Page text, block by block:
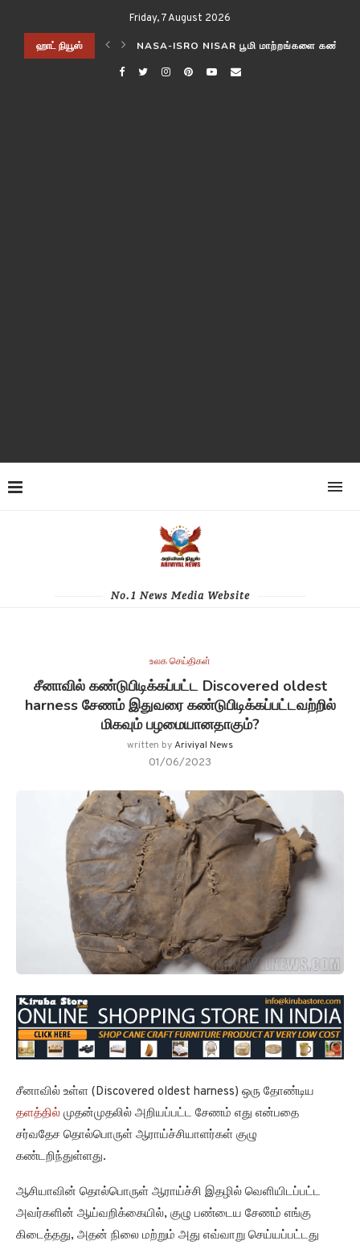
Friday, 7 August 2026
ஹாட் நியூஸ்
விஞ்ஞானிகள்! NASA-ISRO NISAR பூமி மாற்றங்களை
No.1 News Media Website
உலக செய்திகள்
சீனாவில் கண்டுபிடிக்கப்பட்ட Discovered oldest
harness சேணம் இதுவரை கண்டுபிடிக்கப்பட்டவற்றில்
மிகவும் பழமையானதாகும்?
written byAriviyal News
01/06/2023
சீனாவில் உள்ள (Discovered oldest harness) ஒரு தோண்டிய
தளத்தில் முதன்முதலில் அறியப்பட்ட சேணம் எது என்பதை
சர்வதேச தொல்பொருள் ஆராய்ச்சியாளர்கள் குழு
கண்டறிந்துள்ளது.
ஆசியாவின் தொல்பொருள் ஆராய்ச்சி இதழில் வெளியிடப்பட்ட
அவர்களின் ஆய்வறிக்கையில், குழு பண்டைய சேணம் எங்கு
கிடைத்தது, அதன் நிலை மற்றும் அது எவ்வாறு செய்யப்பட்டது